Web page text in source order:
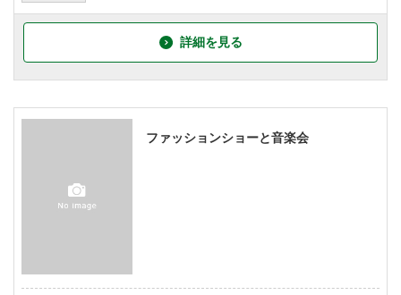
詳細を見る
ファッションショーと音楽会